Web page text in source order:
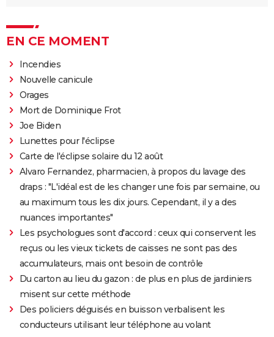
EN CE MOMENT
Incendies
Nouvelle canicule
Orages
Mort de Dominique Frot
Joe Biden
Lunettes pour l'éclipse
Carte de l'éclipse solaire du 12 août
Alvaro Fernandez, pharmacien, à propos du lavage des
draps : "L'idéal est de les changer une fois par semaine, ou
au maximum tous les dix jours. Cependant, il y a des
nuances importantes"
Les psychologues sont d'accord : ceux qui conservent les
reçus ou les vieux tickets de caisses ne sont pas des
accumulateurs, mais ont besoin de contrôle
Du carton au lieu du gazon : de plus en plus de jardiniers
misent sur cette méthode
Des policiers déguisés en buisson verbalisent les
conducteurs utilisant leur téléphone au volant